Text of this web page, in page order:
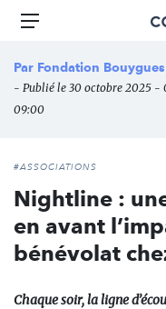
Aller
principal
Menu
Par Fondation
- Publié le 30 octobre 2025
09:00
#ASSOCIATIONS
Nightline :
en avant
bénévolat
Chaque soir, la ligne